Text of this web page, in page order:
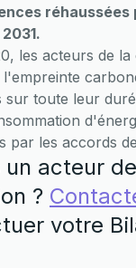
réhaussées
les acteurs de
sur toute leur
par les accords
acteur
?
votre